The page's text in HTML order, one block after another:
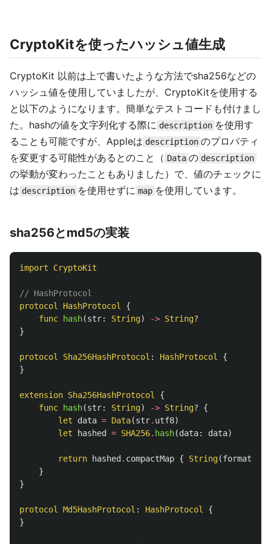
CryptoKitを使ったハッシュ値生成
CryptoKit 以前は上で書いたような方法でsha256などの
ハッシュ値を使用していましたが、CryptoKitを使用する
と以下のようになります。簡単なテストコードも付けまし
た。hashの値を文字列化する際に description を使用す
ることも可能ですが、Appleは description のプロパティ
を変更する可能性があるとのこと（ Data の description
の挙動が変わったこともありました）で、値のチェックに
は description を使用せずに map を使用しています。
sha256とmd5の実装
import CryptoKit
// HashProtocol
protocol
HashProtocol
{
func
hash(str: String) -> String?
}
protocol Sha256HashProtocol : HashProtocol
{
}
extension Sha256HashProtocol
{
func
hash(str: String) -> String?
{
let
data = Data(str. utf8)
let
hashed = SHA256. hash(data: data)
return hashed . compactMap { String(format
}
}
protocol Md5HashProtocol : HashProtocol
{
}